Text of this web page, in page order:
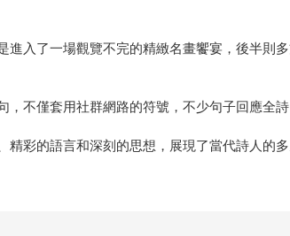
進入了一場觀覽不完的精緻名畫饗宴，後半則
不僅套用社群網路的符號，不少句子回應全
精彩的語言和深刻的思想，展現了當代詩人的